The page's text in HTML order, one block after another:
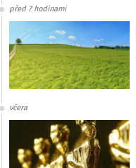
před 7 hodinami
včera